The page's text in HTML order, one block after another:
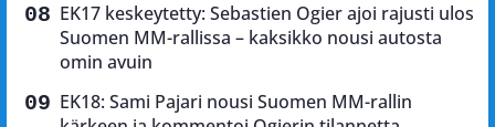
EK17 keskeytetty: Sebastien Ogier ajoi rajusti ulos
Suomen MM-rallissa – kaksikko nousi autosta
omin avuin
EK18: Sami Pajari nousi Suomen MM-rallin